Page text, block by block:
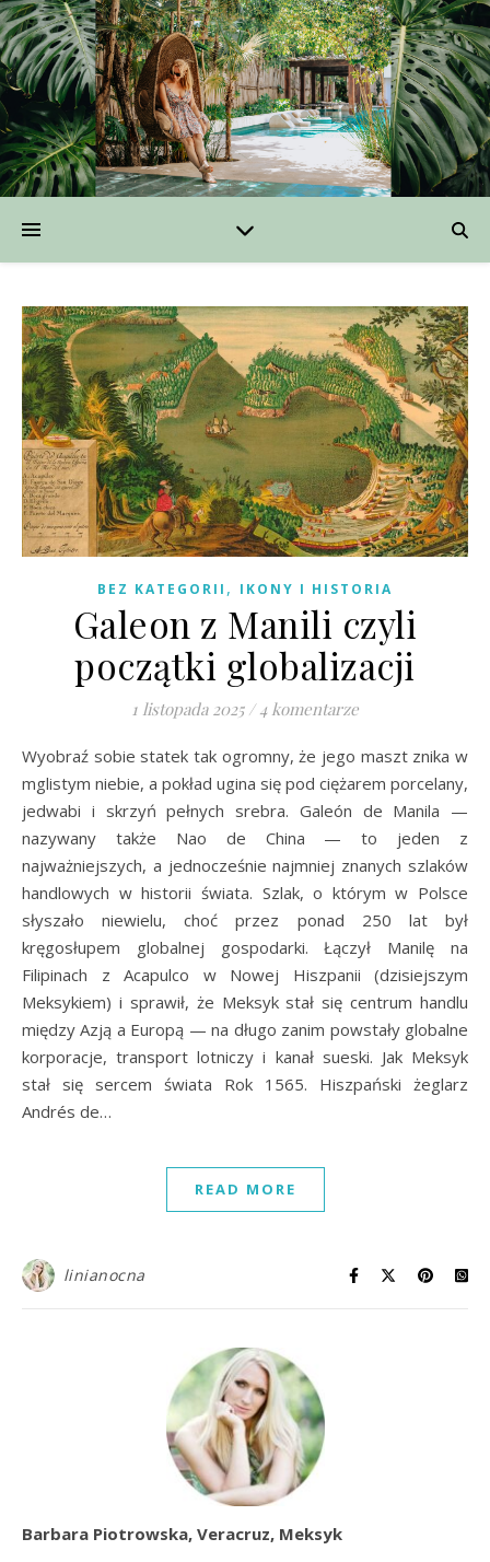
BEZ KATEGORII , IKONY I HISTORIA
Galeon z Manili czyli
początki globalizacji
1 listopada 2025 / 4 komentarze
Wyobraź sobie statek tak ogromny, że jego maszt znika w
mglistym niebie, a pokład ugina się pod ciężarem porcelany,
jedwabi i skrzyń pełnych srebra. Galeón de Manila —
nazywany także Nao de China — to jeden z
najważniejszych, a jednocześnie najmniej znanych szlaków
handlowych w historii świata. Szlak, o którym w Polsce
słyszało niewielu, choć przez ponad 250 lat był
kręgosłupem globalnej gospodarki. Łączył Manilę na
Filipinach z Acapulco w Nowej Hiszpanii (dzisiejszym
Meksykiem) i sprawił, że Meksyk stał się centrum handlu
między Azją a Europą — na długo zanim powstały globalne
korporacje, transport lotniczy i kanał sueski. Jak Meksyk
stał się sercem świata Rok 1565. Hiszpański żeglarz
Andrés de…
READ MORE
linianocna
Barbara Piotrowska, Veracruz, Meksyk